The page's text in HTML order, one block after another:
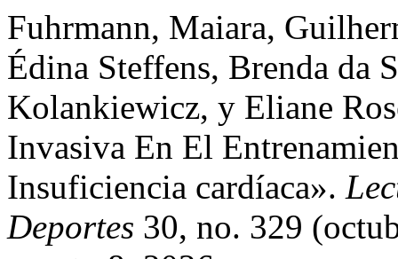
Fuhrmann, Maiara,
Édina Steffens, Brenda da
Kolankiewicz, y Eliane
Invasiva En El
Insuficiencia cardíaca».
Deportes 30, no. 329